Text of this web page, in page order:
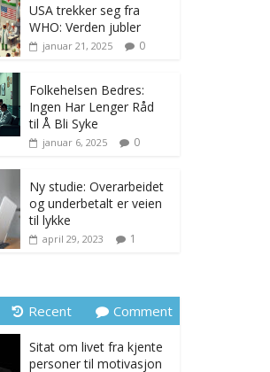
USA trekker seg fra
WHO: Verden jubler
januar 21, 2025 0
Folkehelsen Bedres:
Ingen Har Lenger Råd
til Å Bli Syke
januar 6, 2025 0
Ny studie: Overarbeidet
og underbetalt er veien
til lykke
april 29, 2023 1
Recent Comment
Sitat om livet fra kjente
personer til motivasjon